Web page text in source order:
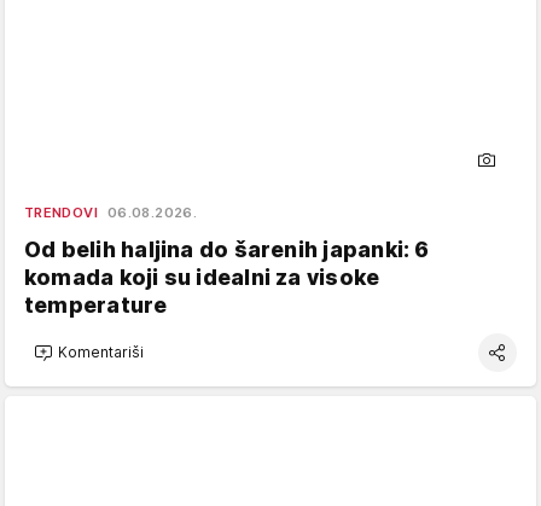
TRENDOVI 06.08.2026.
Od belih haljina do šarenih japanki: 6
komada koji su idealni za visoke
temperature
Komentariši